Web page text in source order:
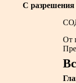
С разрешения
От